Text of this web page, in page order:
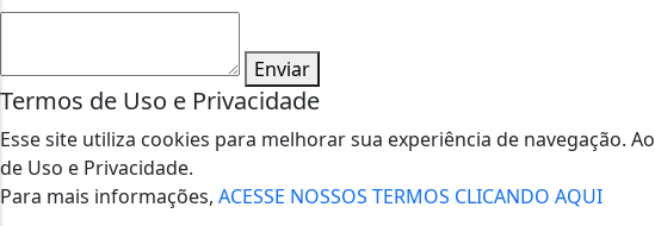
Enviar
Termos de Uso e Privacidade
Esse site utiliza cookies para melhorar sua experiência de navegação.
de Uso e Privacidade.
Para mais informações, ACESSE NOSSOS TERMOS CLICANDO AQUI